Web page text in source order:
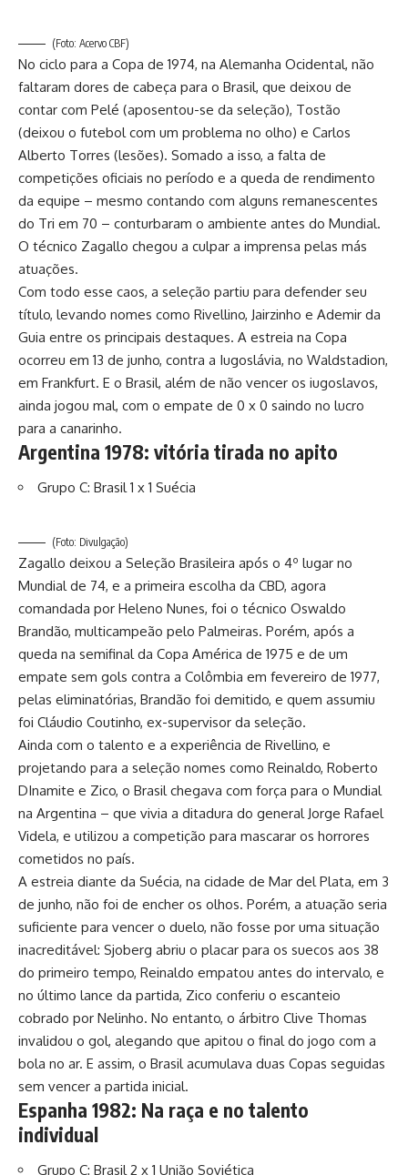
(Foto: Acervo CBF)
No ciclo para a Copa de 1974, na Alemanha Ocidental, não
faltaram dores de cabeça para o Brasil, que deixou de
contar com Pelé (aposentou-se da seleção), Tostão
(deixou o futebol com um problema no olho) e Carlos
Alberto Torres (lesões). Somado a isso, a falta de
competições oficiais no período e a queda de rendimento
da equipe – mesmo contando com alguns remanescentes
do Tri em 70 – conturbaram o ambiente antes do Mundial.
O técnico Zagallo chegou a culpar a imprensa pelas más
atuações.
Com todo esse caos, a seleção partiu para defender seu
título, levando nomes como Rivellino, Jairzinho e Ademir da
Guia entre os principais destaques. A estreia na Copa
ocorreu em 13 de junho, contra a Iugoslávia, no Waldstadion,
em Frankfurt. E o Brasil, além de não vencer os iugoslavos,
ainda jogou mal, com o empate de 0 x 0 saindo no lucro
para a canarinho.
Argentina 1978: vitória tirada no apito
Grupo C: Brasil 1 x 1 Suécia
(Foto: Divulgação)
Zagallo deixou a Seleção Brasileira após o 4º lugar no
Mundial de 74, e a primeira escolha da CBD, agora
comandada por Heleno Nunes, foi o técnico Oswaldo
Brandão, multicampeão pelo Palmeiras. Porém, após a
queda na semifinal da Copa América de 1975 e de um
empate sem gols contra a Colômbia em fevereiro de 1977,
pelas eliminatórias, Brandão foi demitido, e quem assumiu
foi Cláudio Coutinho, ex-supervisor da seleção.
Ainda com o talento e a experiência de Rivellino, e
projetando para a seleção nomes como Reinaldo, Roberto
DInamite e Zico, o Brasil chegava com força para o Mundial
na Argentina – que vivia a ditadura do general Jorge Rafael
Videla, e utilizou a competição para mascarar os horrores
cometidos no país.
A estreia diante da Suécia, na cidade de Mar del Plata, em 3
de junho, não foi de encher os olhos. Porém, a atuação seria
suficiente para vencer o duelo, não fosse por uma situação
inacreditável: Sjoberg abriu o placar para os suecos aos 38
do primeiro tempo, Reinaldo empatou antes do intervalo, e
no último lance da partida, Zico conferiu o escanteio
cobrado por Nelinho. No entanto, o árbitro Clive Thomas
invalidou o gol, alegando que apitou o final do jogo com a
bola no ar. E assim, o Brasil acumulava duas Copas seguidas
sem vencer a partida inicial.
Espanha 1982: Na raça e no talento
individual
Grupo C: Brasil 2 x 1 União Soviética